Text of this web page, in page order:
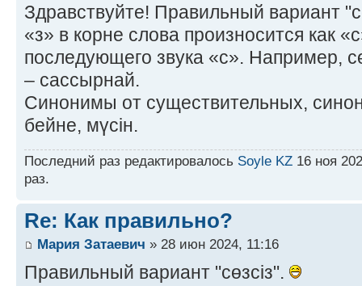
Здравствуйте! Правильный вариант
«з» в корне слова произносится как
последующего звука «с». Например,
– сассырнай.
Синонимы от существительных,
бейне, мүсін.
Последний раз редактировалось Soyle KZ 16 ноя
раз.
Re: Как правильно?
Мария Затаевич » 28 июн 2024, 11:16
Правильный вариант "сөзсіз".